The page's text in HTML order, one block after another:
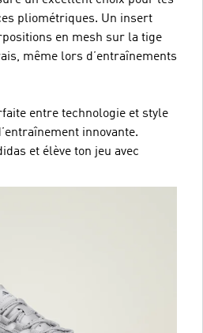
pliométriques. Un insert
en mesh sur la tige
même lors d’entraînements
entre technologie et style
innovante.
et élève ton jeu avec